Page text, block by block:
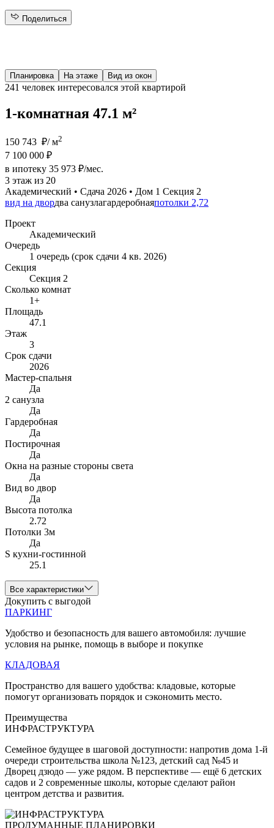
Поделиться
Планировка На этаже Вид из окон
241 человек интересовался этой квартирой
1-комнатная 47.1 м²
150 743 ₽/ м2
7 100 000 ₽
в ипотеку 35 973 ₽/мес.
3 этаж из 20
Академический • Сдача 2026 • Дом 1 Секция 2
вид на двордва санузлагардеробнаяпотолки 2,72
Проект
Академический
Очередь
1 очередь (срок сдачи 4 кв. 2026)
Секция
Секция 2
Сколько комнат
1+
Площадь
47.1
Этаж
3
Срок сдачи
2026
Мастер-спальня
Да
2 санузла
Да
Гардеробная
Да
Постирочная
Да
Окна на разные стороны света
Да
Вид во двор
Да
Высота потолка
2.72
Потолки 3м
Да
S кухни-гостинной
25.1
Все характеристики
Докупить с выгодой
ПАРКИНГ
Удобство и безопасность для вашего автомобиля: лучшие
условия на рынке, помощь в выборе и покупке
КЛАДОВАЯ
Пространство для вашего удобства: кладовые, которые
помогут организовать порядок и сэкономить место.
Преимущества
ИНФРАСТРУКТУРА
Семейное будущее в шаговой доступности: напротив дома 1-й
очереди строительства школа №123, детский сад №45 и
Дворец дзюдо — уже рядом. В перспективе — ещё 6 детских
садов и 2 современные школы, которые сделают район
центром детства и развития.
ПРОДУМАННЫЕ ПЛАНИРОВКИ